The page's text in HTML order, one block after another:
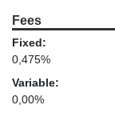
Fees
Fixed:
0,475%
Variable:
0,00%